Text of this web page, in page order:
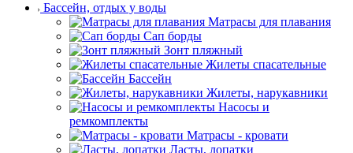
Бассейн, отдых у воды
Матрасы для плавания
Сап борды
Зонт пляжный
Жилеты спасательные
Бассейн
Жилеты, нарукавники
Насосы и
ремкомплекты
Матрасы - кровати
Ласты, лопатки